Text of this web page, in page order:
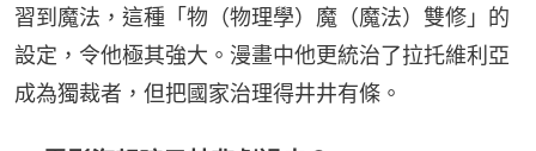
習到魔法，這種「物（物理學）魔（魔法）雙修」的
設定，令他極其強大。漫畫中他更統治了拉托維利亞
成為獨裁者，但把國家治理得井井有條。